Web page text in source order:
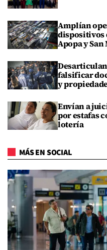
Amplían
dispositivos
Apopa y
falsificar
y
Envían a
por estafas
lotería
MÁS EN SOCIAL